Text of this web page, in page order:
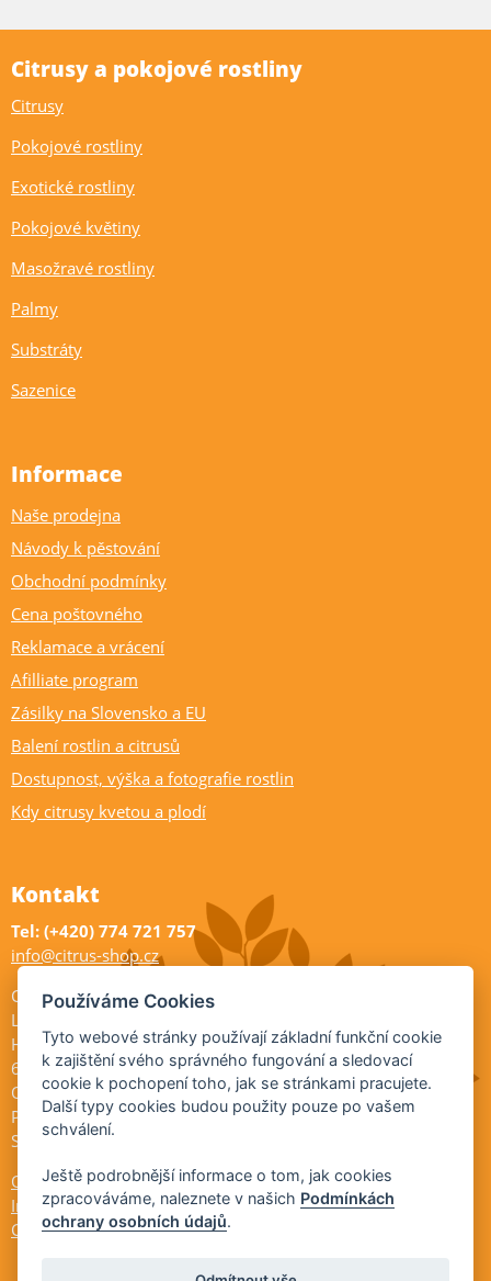
Citrusy a pokojové rostliny
Citrusy
Pokojové rostliny
Exotické rostliny
Pokojové květiny
Masožravé rostliny
Palmy
Substráty
Sazenice
Informace
Naše prodejna
Návody k pěstování
Obchodní podmínky
Cena poštovného
Reklamace a vrácení
Afilliate program
Zásilky na Slovensko a EU
Balení rostlin a citrusů
Dostupnost, výška a fotografie rostlin
Kdy citrusy kvetou a plodí
Kontakt
Tel: (+420) 774 721 757
info@citrus-shop.cz
Citrus shop zahradnictví
Legionářů 2
Hodonín
695 01
Otevřeno:
Po-Pá 9-17
So 9-11:30
Ochrana osobních údajů
Informace ÚKZÚZ
Cookies
Používáme Cookies
Tyto webové stránky používají základní funkční cookie
k zajištění svého správného fungování a sledovací
cookie k pochopení toho, jak se stránkami pracujete.
Další typy cookies budou použity pouze po vašem
schválení.
Ještě podrobnější informace o tom, jak cookies
zpracováváme, naleznete v našich Podmínkách
ochrany osobních údajů.